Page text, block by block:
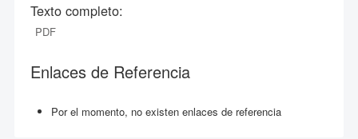
Texto completo:
PDF
Enlaces de Referencia
Por el momento, no existen enlaces de referencia